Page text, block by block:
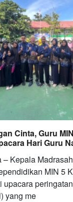
Cinta, Guru
Hari Guru
– Kepala
MIN 5
upacara
yang me